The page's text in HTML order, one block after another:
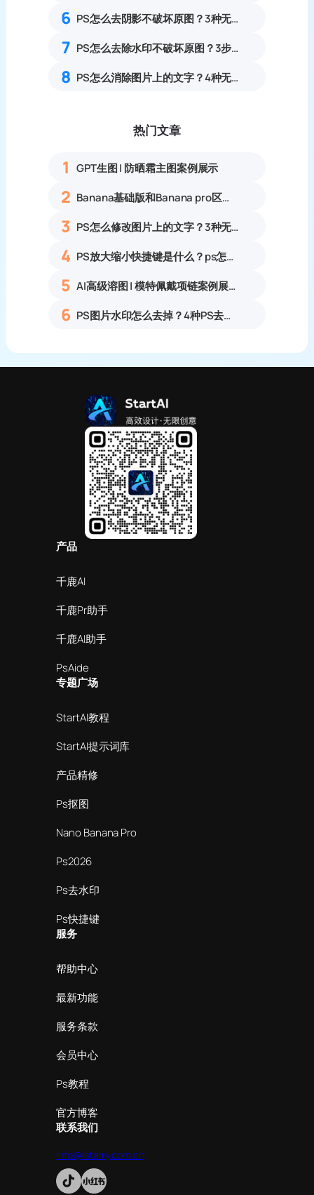
6 PS怎么去阴影不破坏原图？3种无损去阴影实操方法
7 PS怎么去除水印不破坏原图？3步多种场景去水印完整操作指南
8 PS怎么消除图片上的文字？4种无痕去除图片文字实操完整教程
热门文章
1 GPT生图 | 防晒霜主图案例展示
2 Banana基础版和Banana pro区别对比丨具体案例应用+使用教程
3 PS怎么修改图片上的文字？3种无痕改字方法，新手也能搞定
4 PS放大缩小快捷键是什么？ps怎么把图片拉大拉小？
5 AI高级溶图 | 模特佩戴项链案例展示
6 PS图片水印怎么去掉？4种PS去水印方法教程无痕去除各类图片水印
产品
千鹿AI
千鹿Pr助手
千鹿AI助手
PsAide
专题广场
StartAI教程
StartAI提示词库
产品精修
Ps抠图
Nano Banana Pro
Ps2026
Ps去水印
Ps快捷键
服务
帮助中心
最新功能
服务条款
会员中心
Ps教程
官方博客
联系我们
info@istarry.com.cn